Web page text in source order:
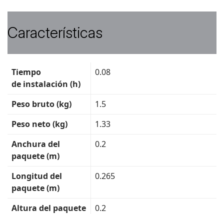
Características
técnica
Tiempo
de instalación (h)
0.08
Peso bruto (kg)
1.5
Peso neto (kg)
1.33
Anchura del
paquete (m)
0.2
Longitud del
paquete (m)
0.265
Altura del paquete
0.2